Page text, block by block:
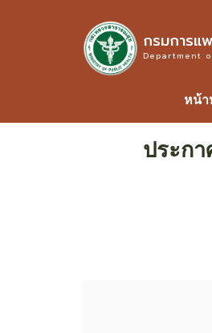
กรมการแ
Department
หน้า
ประก